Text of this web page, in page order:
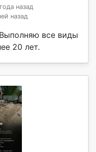
назад
назад
все виды
20 лет.